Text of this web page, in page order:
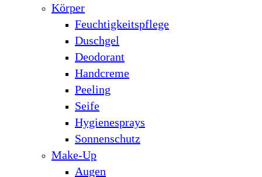
Körper
Feuchtigkeitspflege
Duschgel
Deodorant
Handcreme
Peeling
Seife
Hygienesprays
Sonnenschutz
Make-Up
Augen